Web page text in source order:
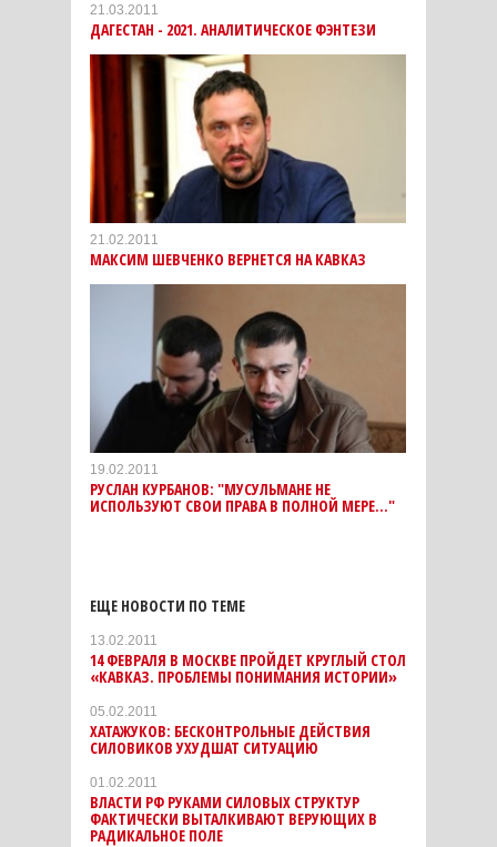
21.03.2011
ДАГЕСТАН - 2021. АНАЛИТИЧЕСКОЕ ФЭНТЕЗИ
21.02.2011
МАКСИМ ШЕВЧЕНКО ВЕРНЕТСЯ НА КАВКАЗ
19.02.2011
РУСЛАН КУРБАНОВ: "МУСУЛЬМАНЕ НЕ
ИСПОЛЬЗУЮТ СВОИ ПРАВА В ПОЛНОЙ МЕРЕ..."
ЕЩЕ НОВОСТИ ПО ТЕМЕ
13.02.2011
14 ФЕВРАЛЯ В МОСКВЕ ПРОЙДЕТ КРУГЛЫЙ СТОЛ
«КАВКАЗ. ПРОБЛЕМЫ ПОНИМАНИЯ ИСТОРИИ»
05.02.2011
ХАТАЖУКОВ: БЕСКОНТРОЛЬНЫЕ ДЕЙСТВИЯ
СИЛОВИКОВ УХУДШАТ СИТУАЦИЮ
01.02.2011
ВЛАСТИ РФ РУКАМИ СИЛОВЫХ СТРУКТУР
ФАКТИЧЕСКИ ВЫТАЛКИВАЮТ ВЕРУЮЩИХ В
РАДИКАЛЬНОЕ ПОЛЕ